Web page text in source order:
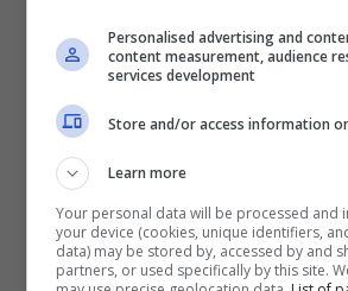
De Ligt, Lucas Hernandez,
Kimmich, Sabitzer; Coman,
Mané. All. Nagelsmann
Barcellona (4-3-3):ter
Roberto, Christensen,
Personalised advertising and
content measurement, audience
services development
Store and/or access information
Learn more
Your personal data will be processed and
your device (cookies, unique identifiers,
data) may be stored by, accessed by and
partners, or used specifically by this site.